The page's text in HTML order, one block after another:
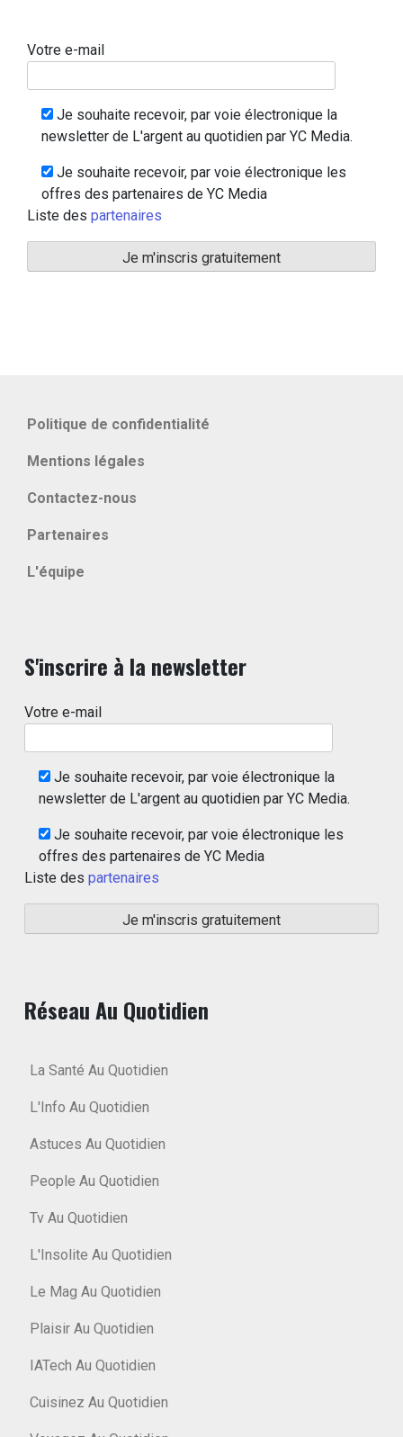
Votre e-mail
Je souhaite recevoir, par voie électronique la
newsletter de L'argent au quotidien par YC Media.
Je souhaite recevoir, par voie électronique les
offres des partenaires de YC Media
Liste des partenaires
Politique de confidentialité
Mentions légales
Contactez-nous
Partenaires
L'équipe
S'inscrire à la newsletter
Votre e-mail
Je souhaite recevoir, par voie électronique la
newsletter de L'argent au quotidien par YC Media.
Je souhaite recevoir, par voie électronique les
offres des partenaires de YC Media
Liste des partenaires
Réseau Au Quotidien
La Santé Au Quotidien
L'Info Au Quotidien
Astuces Au Quotidien
People Au Quotidien
Tv Au Quotidien
L'Insolite Au Quotidien
Le Mag Au Quotidien
Plaisir Au Quotidien
IATech Au Quotidien
Cuisinez Au Quotidien